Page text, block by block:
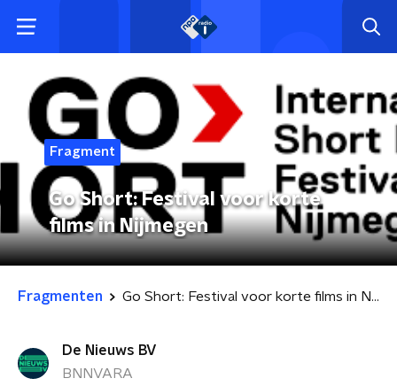
Fragment
Go Short: Festival voor korte
films in Nijmegen
Fragmenten Go Short: Festival voor korte films in Nijmegen
De Nieuws BV
BNNVARA